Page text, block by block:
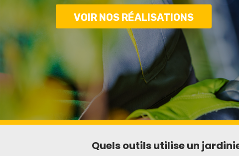
VOIR NOS RÉALISATIONS
Quels outils utilise un